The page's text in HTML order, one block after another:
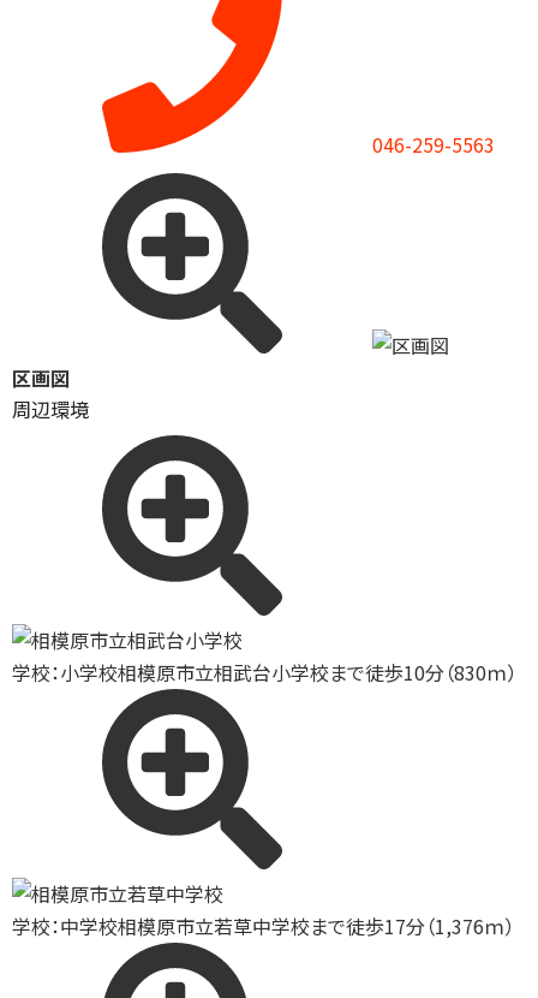
046-259-5563
区画図
周辺環境
学校：小学校相模原市立相武台小学校まで徒歩10分（830ｍ）
学校：中学校相模原市立若草中学校まで徒歩17分（1,376ｍ）